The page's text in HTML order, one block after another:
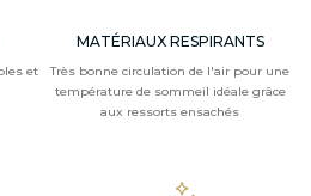
et
MATÉRIAUX RESPIRANTS
Très bonne circulation de l'air pour une
température de sommeil idéale grâce
aux ressorts ensachés